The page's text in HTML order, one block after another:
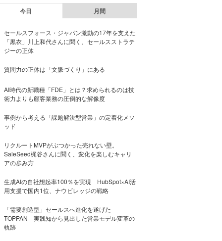
今日 月間
セールスフォース・ジャパン激動の17年を支えた
「黒衣」川上和代さんに聞く、セールスストラテ
ジーの正体
質問力の正体は「文脈づくり」にある
AI時代の新職種「FDE」とは？求められるのは技
術力よりも顧客業務の圧倒的な解像度
事例から考える「課題解決型営業」の定着化メソ
ッド
リクルートMVPがぶつかった売れない壁。
SaleSeed梶谷さんに聞く、変化を楽しむキャリ
アの歩み方
生成AIの自社想起率100％を実現 HubSpot×AI活
用支援で国内1位、ナウビレッジの戦略
「需要創造型」セールスへ進化を遂げた
TOPPAN 実践知から見出した営業モデル変革の
軌跡